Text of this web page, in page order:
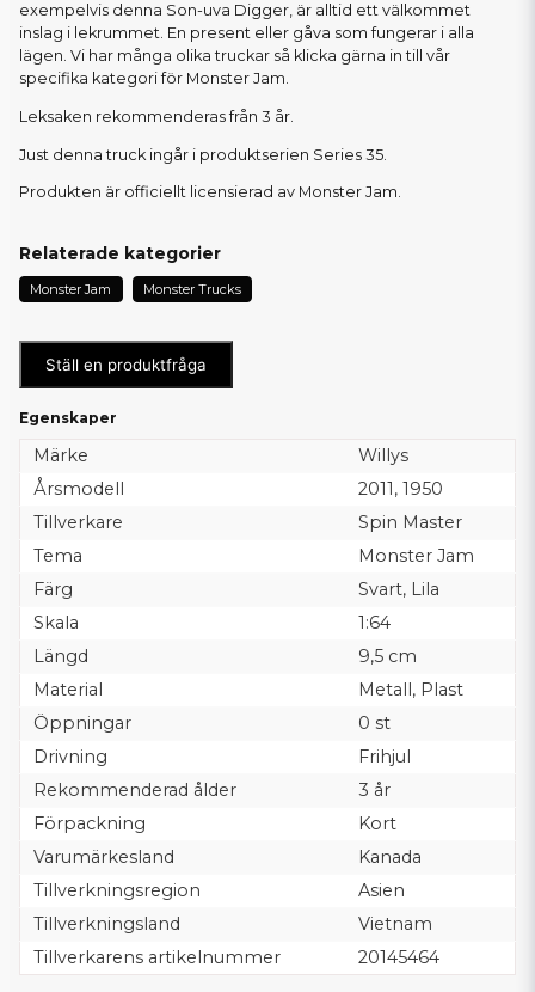
exempelvis denna Son-uva Digger, är alltid ett välkommet
inslag i lekrummet. En present eller gåva som fungerar i alla
lägen. Vi har många olika truckar så klicka gärna in till vår
specifika kategori för Monster Jam.
Leksaken rekommenderas från 3 år.
Just denna truck ingår i produktserien Series 35.
Produkten är officiellt licensierad av Monster Jam.
Relaterade kategorier
Monster Jam Monster Trucks
Ställ en produktfråga
Egenskaper
Märke
Willys
Årsmodell
2011, 1950
Tillverkare
Spin Master
Tema
Monster Jam
Färg
Svart, Lila
Skala
1:64
Längd
9,5 cm
Material
Metall, Plast
Öppningar
0 st
Drivning
Frihjul
Rekommenderad ålder
3 år
Förpackning
Kort
Varumärkesland
Kanada
Tillverkningsregion
Asien
Tillverkningsland
Vietnam
Tillverkarens artikelnummer
20145464